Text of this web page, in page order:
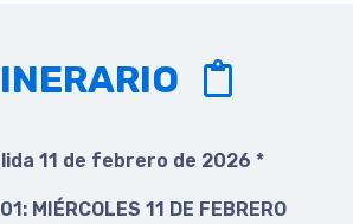
11 de febrero de 2026 *
MIÉRCOLES 11 DE FEBRERO